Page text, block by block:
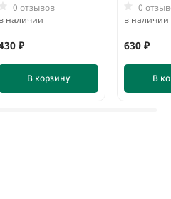
0 отзывов
в наличии
₽
В корзину
0
в наличии
630 ₽
В